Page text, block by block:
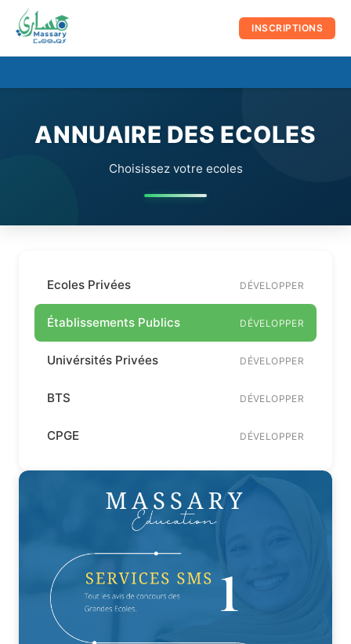
contenu
INSCRIPTIONS
ANNUAIRE DES ECOLES
Choisissez votre ecoles
Ecoles Privées DÉVELOPPER
Établissements Publics DÉVELOPPER
Univérsités Privées DÉVELOPPER
BTS DÉVELOPPER
CPGE DÉVELOPPER